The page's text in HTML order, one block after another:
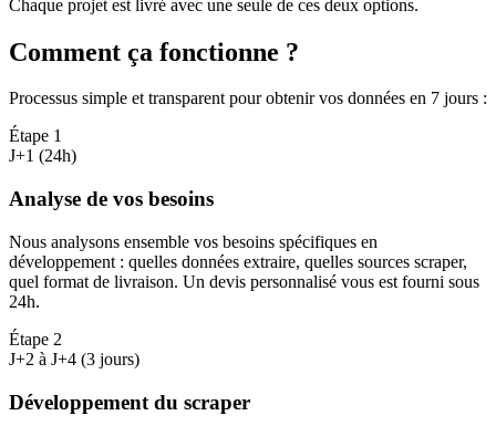
Chaque projet est livré avec une seule de ces deux options.
Comment ça fonctionne ?
Processus simple et transparent pour obtenir vos données en 7 jours :
Étape 1
J+1 (24h)
Analyse de vos besoins
Nous analysons ensemble vos besoins spécifiques en
développement : quelles données extraire, quelles sources scraper,
quel format de livraison. Un devis personnalisé vous est fourni sous
24h.
Étape 2
J+2 à J+4 (3 jours)
Développement du scraper